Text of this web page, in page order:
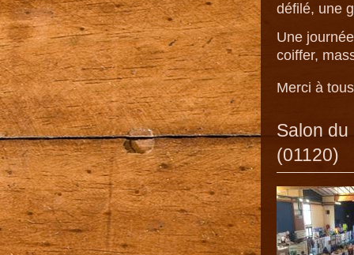
défilé, une
Une
coiffer,
Merci à
Salon
(01120)